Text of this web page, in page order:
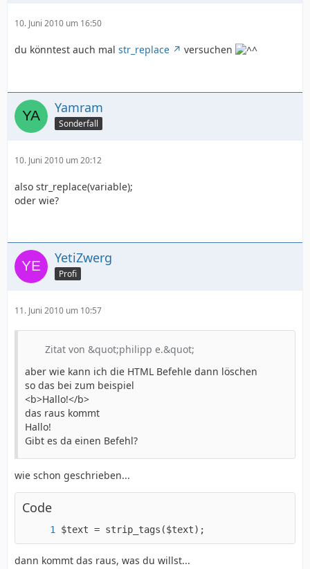
10. Juni 2010 um 16:50
du könntest auch mal str_replace versuchen
Yamram
Sonderfall
10. Juni 2010 um 20:12
also str_replace(variable);
oder wie?
YetiZwerg
Profi
11. Juni 2010 um 10:57
Zitat von &quot;philipp e.&quot;
aber wie kann ich die HTML Befehle dann löschen
so das bei zum beispiel
<b>Hallo!</b>
das raus kommt
Hallo!
Gibt es da einen Befehl?
wie schon geschrieben...
Code
$text = strip_tags($text);
dann kommt das raus, was du willst...